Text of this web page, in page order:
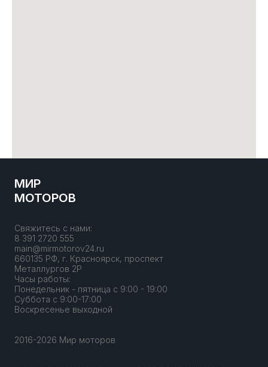
МИР
МОТОРОВ
Свяжитесь с нами:
8 391 2720 555
main@mirmotorov24.ru
660135 РФ, г. Красноярск, проспект
Металлургов 2Р
Часы работы:
Понедельник - пятница с 9:00 - 19:00
Суббота с 9:00-17:00
Воскресенье выходной
2016-2026 Мир моторов